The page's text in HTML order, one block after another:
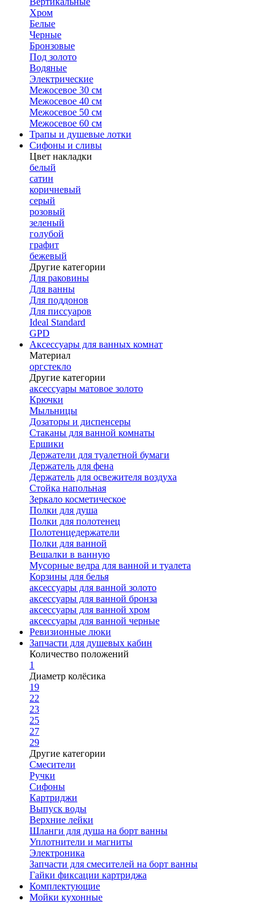
Хром
Белые
Черные
Бронзовые
Под золото
Водяные
Электрические
Межосевое 30 см
Межосевое 40 см
Межосевое 50 см
Межосевое 60 см
Трапы и душевые лотки
Сифоны и сливы
Цвет накладки
белый
сатин
коричневый
серый
розовый
зеленый
голубой
графит
бежевый
Другие категории
Для раковины
Для ванны
Для поддонов
Для писсуаров
Ideal Standard
GPD
Аксессуары для ванных комнат
Материал
оргстекло
Другие категории
аксессуары матовое золото
Крючки
Мыльницы
Дозаторы и диспенсеры
Стаканы для ванной комнаты
Ершики
Держатели для туалетной бумаги
Держатель для фена
Держатель для освежителя воздуха
Стойка напольная
Зеркало косметическое
Полки для душа
Полки для полотенец
Полотенцедержатели
Полки для ванной
Вешалки в ванную
Мусорные ведра для ванной и туалета
Корзины для белья
аксессуары для ванной золото
аксессуары для ванной бронза
аксессуары для ванной хром
аксессуары для ванной черные
Ревизионные люки
Запчасти для душевых кабин
Количество положений
1
Диаметр колёсика
19
22
23
25
27
29
Другие категории
Смесители
Ручки
Сифоны
Картриджи
Выпуск воды
Верхние лейки
Шланги для душа на борт ванны
Уплотнители и магниты
Электроника
Запчасти для смесителей на борт ванны
Гайки фиксации картриджа
Комплектующие
Мойки кухонные